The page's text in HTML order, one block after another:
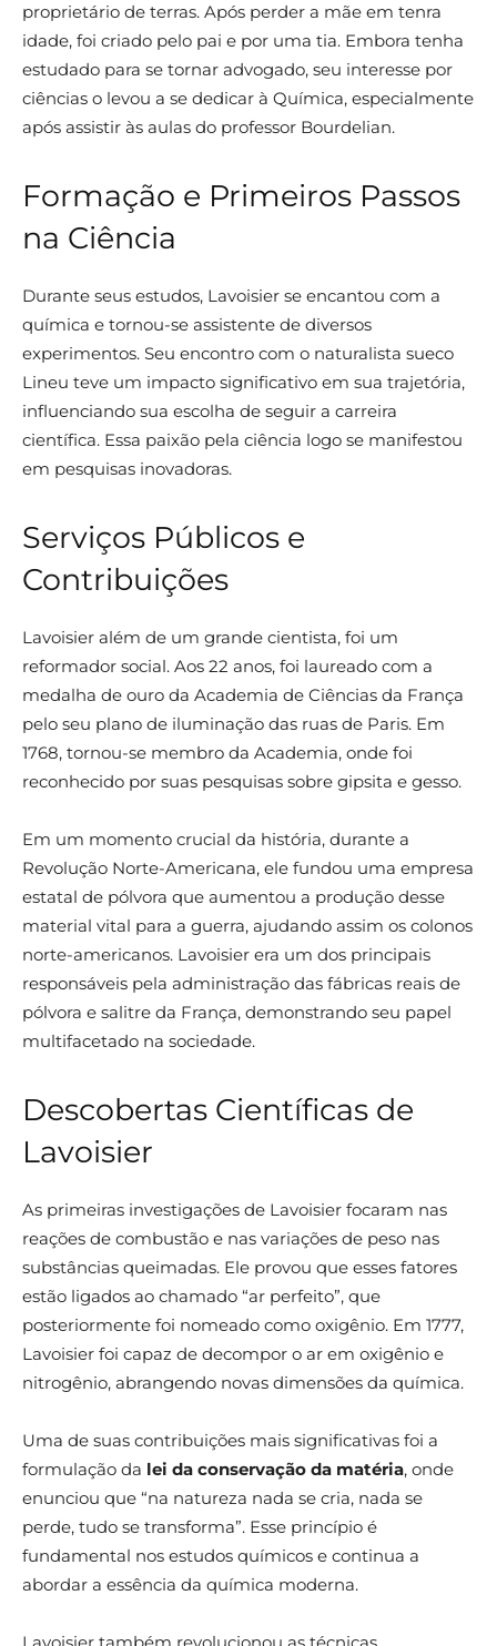
proprietário de terras. Após perder a mãe em tenra
idade, foi criado pelo pai e por uma tia. Embora tenha
estudado para se tornar advogado, seu interesse por
ciências o levou a se dedicar à Química, especialmente
após assistir às aulas do professor Bourdelian.
Formação e Primeiros Passos
na Ciência
Durante seus estudos, Lavoisier se encantou com a
química e tornou-se assistente de diversos
experimentos. Seu encontro com o naturalista sueco
Lineu teve um impacto significativo em sua trajetória,
influenciando sua escolha de seguir a carreira
científica. Essa paixão pela ciência logo se manifestou
em pesquisas inovadoras.
Serviços Públicos e
Contribuições
Lavoisier além de um grande cientista, foi um
reformador social. Aos 22 anos, foi laureado com a
medalha de ouro da Academia de Ciências da França
pelo seu plano de iluminação das ruas de Paris. Em
1768, tornou-se membro da Academia, onde foi
reconhecido por suas pesquisas sobre gipsita e gesso.
Em um momento crucial da história, durante a
Revolução Norte-Americana, ele fundou uma empresa
estatal de pólvora que aumentou a produção desse
material vital para a guerra, ajudando assim os colonos
norte-americanos. Lavoisier era um dos principais
responsáveis pela administração das fábricas reais de
pólvora e salitre da França, demonstrando seu papel
multifacetado na sociedade.
Descobertas Científicas de
Lavoisier
As primeiras investigações de Lavoisier focaram nas
reações de combustão e nas variações de peso nas
substâncias queimadas. Ele provou que esses fatores
estão ligados ao chamado “ar perfeito”, que
posteriormente foi nomeado como oxigênio. Em 1777,
Lavoisier foi capaz de decompor o ar em oxigênio e
nitrogênio, abrangendo novas dimensões da química.
Uma de suas contribuições mais significativas foi a
formulação da lei da conservação da matéria, onde
enunciou que “na natureza nada se cria, nada se
perde, tudo se transforma”. Esse princípio é
fundamental nos estudos químicos e continua a
abordar a essência da química moderna.